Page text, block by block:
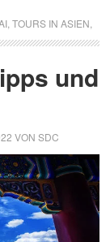
,TOURS IN ASIEN
und
VONSDC